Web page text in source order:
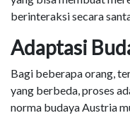
berinteraksi secara
Adaptasi
Bagi beberapa orang,
yang berbeda, proses
norma budaya Austria